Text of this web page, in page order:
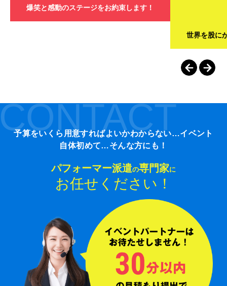
爆笑と感動のステージをお約束します！
世界を股に
予算をいくら用意すればよいかわからない…イベント
自体初めて…そんな方にも！
パフォーマー派遣の専門家に
お任せください！